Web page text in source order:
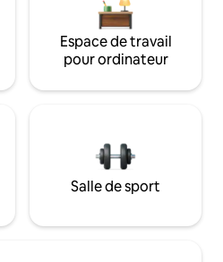
Espace de travail
pour ordinateur
Salle de sport